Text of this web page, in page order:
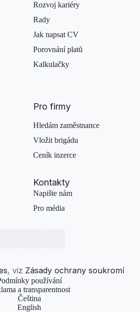
Rozvoj kariéry
Rady
Jak napsat CV
Porovnání platů
Kalkulačky
Pro firmy
Hledám zaměstnance
Vložit brigádu
Ceník inzerce
Kontakty
Napište nám
Pro média
, viz Zásady ochrany soukromí
používání
a transparentnost
Čeština
English